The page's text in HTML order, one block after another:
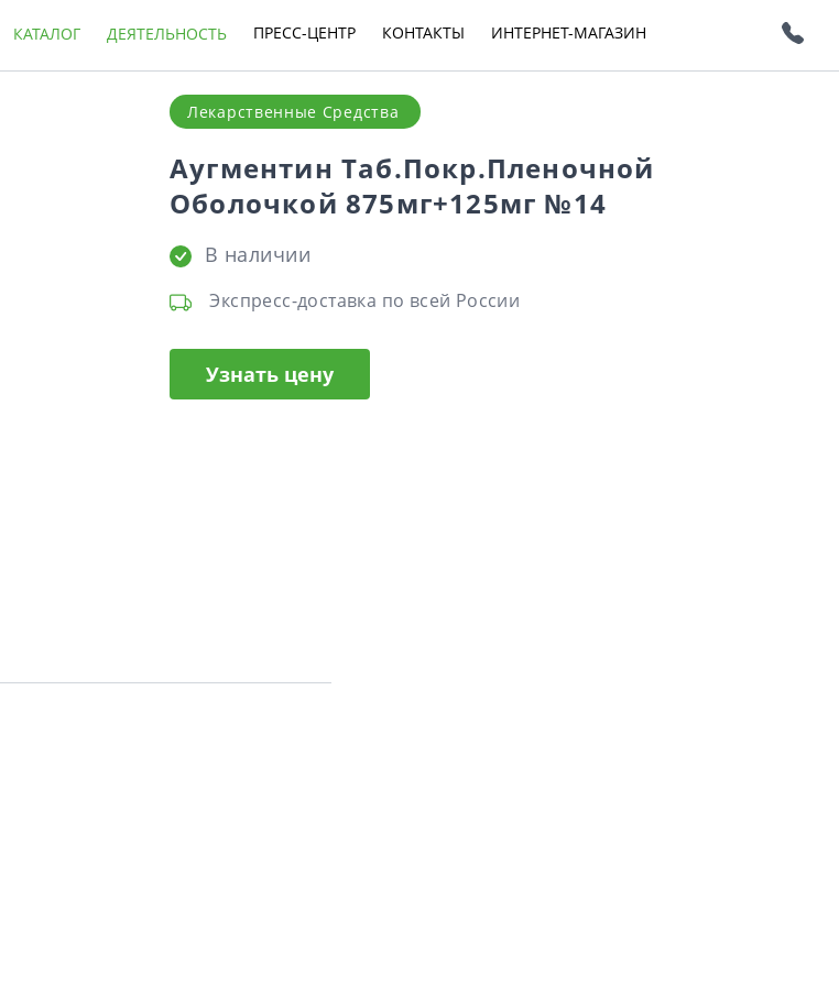
КАТАЛОГ ДЕЯТЕЛЬНОСТЬ ПРЕСС-ЦЕНТР КОНТАКТЫ ИНТЕРНЕТ-МАГАЗИН
Лекарственные Средства
Аугментин Таб.покр.пленочной
Оболочкой 875мг+125мг №14
В наличии
Экспресс-доставка по всей России
Узнать цену